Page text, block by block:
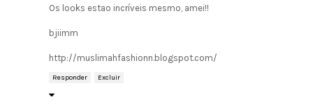
Os looks estao incríveis mesmo, amei!!
bjiimm
http://muslimahfashionn.blogspot.com/
Responder Excluir